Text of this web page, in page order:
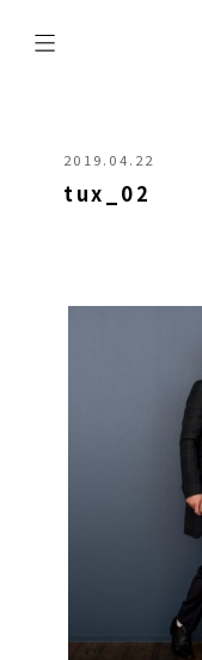
2019.04.22
tux_02